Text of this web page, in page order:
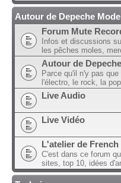
Autour de Depeche Mode
Forum Mute
Infos et discussions
les pêches moles,
Autour de
Parce qu'il n'y pas
l'électro, le rock, la
Live Audio
Live Vidéo
L'atelier de
C'est dans ce forum
sites, top 10, idées